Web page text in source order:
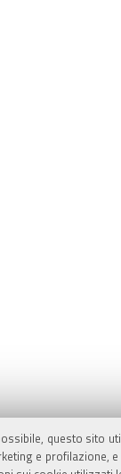
questo sito
e